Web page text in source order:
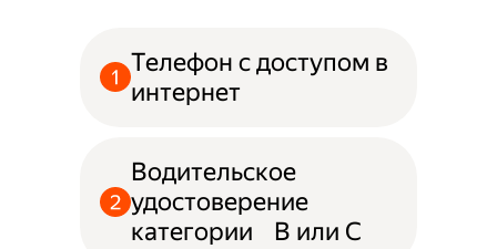
Телефон с доступом в
интернет
Водительское
удостоверение
категории B или С